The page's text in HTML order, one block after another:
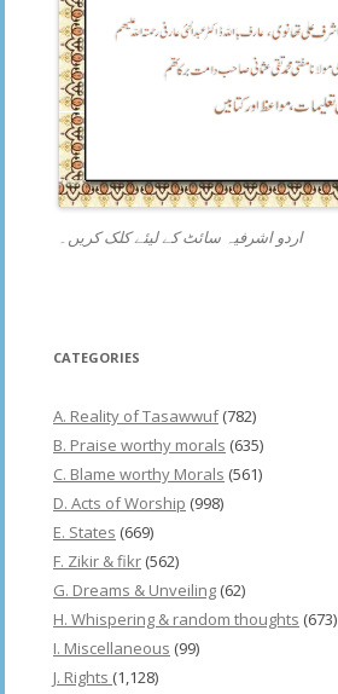
اردو اشرفیہ سائٹ کے لیئے کلک کریں۔
CATEGORIES
A. Reality of Tasawwuf(782)
B. Praise worthy morals (635)
C. Blame worthy Morals (561)
D. Acts of Worship (998)
E. States (669)
F. Zikir & fikr (562)
G. Dreams & Unveiling (62)
H. Whispering & random thoughts (673)
I. Miscellaneous (99)
J. Rights (1,128)